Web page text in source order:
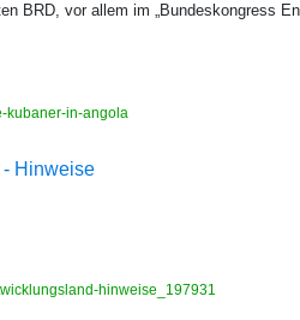
BRD, vor allem im „Bundeskongress
kubaner-in-angola
Hinweise
hinweise_197931